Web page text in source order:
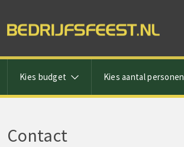
Kies budget Kies aantal personen
Contact